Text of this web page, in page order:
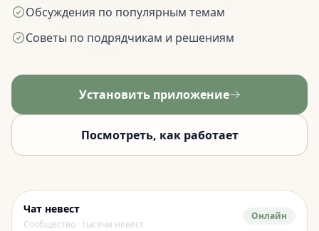
Обсуждения по популярным темам
Советы по подрядчикам и решениям
Установить приложение
Посмотреть, как работает
Чат невест
Сообщество · тысячи невест
Онлайн